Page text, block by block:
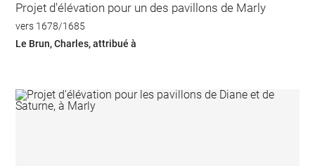
Projet d'élévation pour un des pavillons de Marly
vers 1678/1685
Le Brun, Charles, attribué à